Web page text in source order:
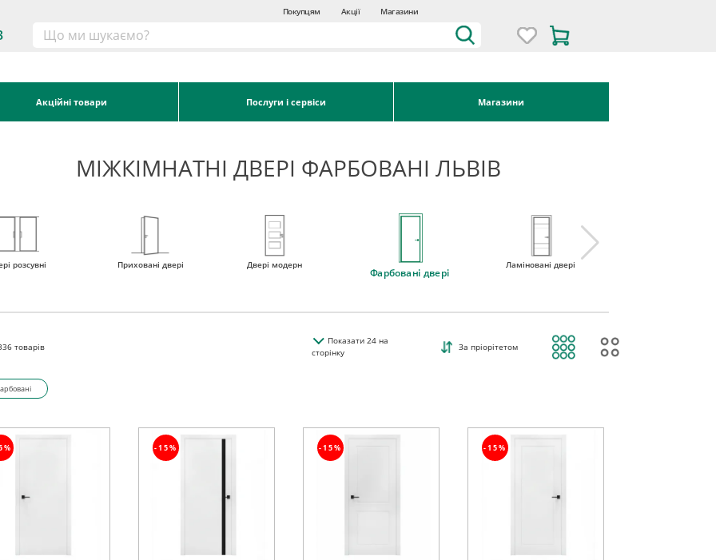
Покупцям Акції Магазини
Акційні товари Послуги і сервіси Магазини
МІЖКІМНАТНІ ДВЕРІ ФАРБОВАНІ ЛЬВІВ
розсувні Приховані двері Двері модерн
Фарбовані двері
Ламіновані двері
товарів
Показати24на
сторінку
За пріорітетом
-15% -15% -15%